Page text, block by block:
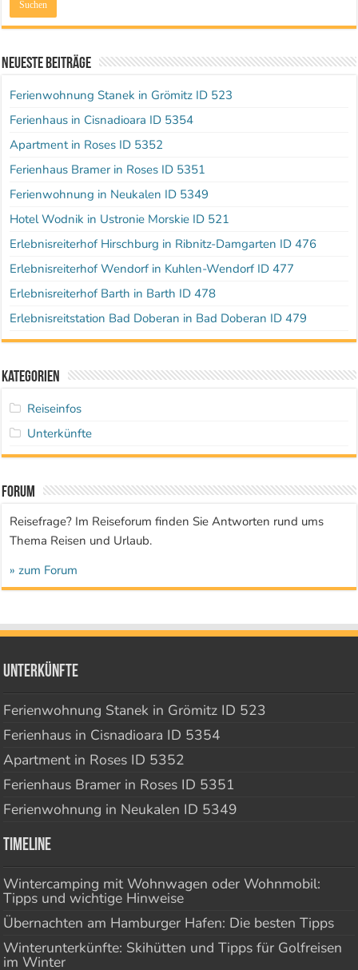
Neueste Beiträge
Ferienwohnung Stanek in Grömitz ID 523
Ferienhaus in Cisnadioara ID 5354
Apartment in Roses ID 5352
Ferienhaus Bramer in Roses ID 5351
Ferienwohnung in Neukalen ID 5349
Hotel Wodnik in Ustronie Morskie ID 521
Erlebnisreiterhof Hirschburg in Ribnitz-Damgarten ID 476
Erlebnisreiterhof Wendorf in Kuhlen-Wendorf ID 477
Erlebnisreiterhof Barth in Barth ID 478
Erlebnisreitstation Bad Doberan in Bad Doberan ID 479
Kategorien
Reiseinfos
Unterkünfte
Forum
Reisefrage? Im Reiseforum finden Sie Antworten rund ums
Thema Reisen und Urlaub.
» zum Forum
Unterkünfte
Ferienwohnung Stanek in Grömitz ID 523
Ferienhaus in Cisnadioara ID 5354
Apartment in Roses ID 5352
Ferienhaus Bramer in Roses ID 5351
Ferienwohnung in Neukalen ID 5349
Timeline
Wintercamping mit Wohnwagen oder Wohnmobil:
Tipps und wichtige Hinweise
Übernachten am Hamburger Hafen: Die besten Tipps
Winterunterkünfte: Skihütten und Tipps für Golfreisen
im Winter